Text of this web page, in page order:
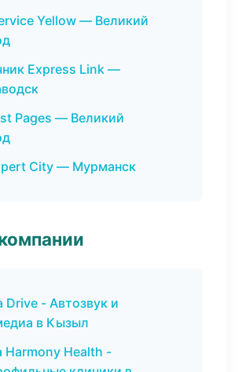
Yellow — Великий
Express Link —
Pages — Великий
City — Мурманск
Drive - Автозвук и
в Кызыл
Harmony Health -